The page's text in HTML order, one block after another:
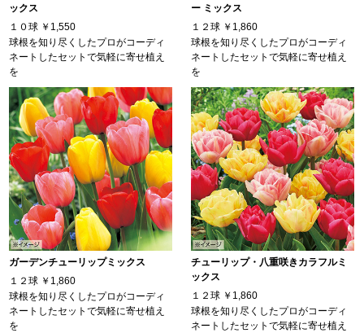
ックス
１０球 ￥1,550
球根を知り尽くしたプロがコーディ
ネートしたセットで気軽に寄せ植え
を
ー ミックス
１２球 ￥1,860
球根を知り尽くしたプロがコーディ
ネートしたセットで気軽に寄せ植え
を
ガーデンチューリップミックス
１２球 ￥1,860
球根を知り尽くしたプロがコーディ
ネートしたセットで気軽に寄せ植え
を
チューリップ・八重咲きカラフルミ
ックス
１２球 ￥1,860
球根を知り尽くしたプロがコーディ
ネートしたセットで気軽に寄せ植え